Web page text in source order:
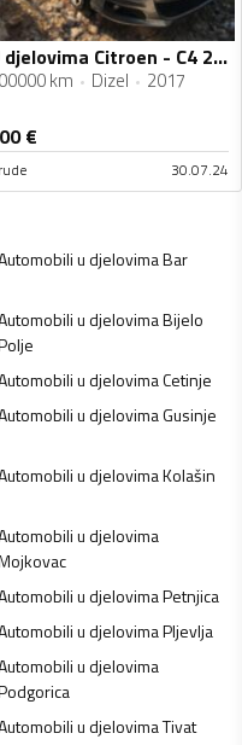
U djelovima Citroen - C4 2017 1.6HDI
km Dizel 2017
€
30.07.24
u djelovimaBar
u djelovimaBijelo
u djelovimaCetinje
u djelovimaGusinje
u djelovimaKolašin
u djelovima
u djelovimaPetnjica
u djelovimaPljevlja
u djelovima
u djelovimaTivat